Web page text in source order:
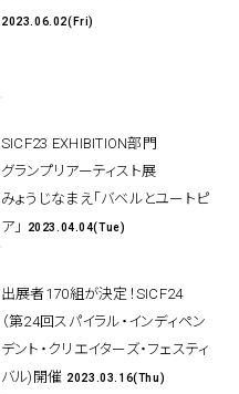
2023.06.02(Fri)
SICF23 EXHIBITION部門
グランプリアーティスト展
みょうじなまえ「バベルとユートピ
ア」
2023.04.04(Tue)
出展者170組が決定！SICF24
（第24回スパイラル・インディペン
デント・クリエイターズ・フェスティ
バル)開催 2023.03.16(Thu)